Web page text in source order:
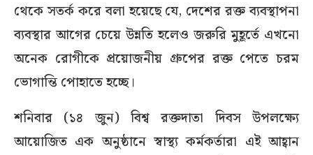
থেকে সতর্ক করে বলা হয়েছে যে, দেশের রক্ত ব্যবস্থাপনা
ব্যবস্থার আগের চেয়ে উন্নতি হলেও জরুরি মুহূর্তে এখনো
অনেক রোগীকে প্রয়োজনীয় গ্রুপের রক্ত পেতে চরম
ভোগান্তি পোহাতে হচ্ছে।
শনিবার (১৪ জুন) বিশ্ব রক্তদাতা দিবস উপলক্ষ্যে
আয়োজিত এক অনুষ্ঠানে স্বাস্থ্য কর্মকর্তারা এই আহ্বান